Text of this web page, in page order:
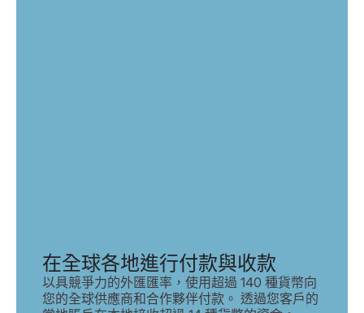
在全球各地進行付款與收款
以具競爭力的外匯匯率，使用超過 140 種貨幣向
您的全球供應商和合作夥伴付款。 透過您客戶的